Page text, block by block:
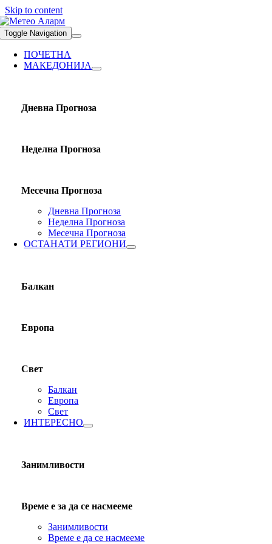
Skip to content
Toggle Navigation
ПОЧЕТНА
МАКЕДОНИЈА
Дневна Прогноза
Неделна Прогноза
Месечна Прогноза
Дневна Прогноза
Неделна Прогноза
Месечна Прогноза
ОСТАНАТИ РЕГИОНИ
Балкан
Европа
Свет
Балкан
Европа
Свет
ИНТЕРЕСНО
Занимливости
Време е за да се насмееме
Занимливости
Време е да се насмееме